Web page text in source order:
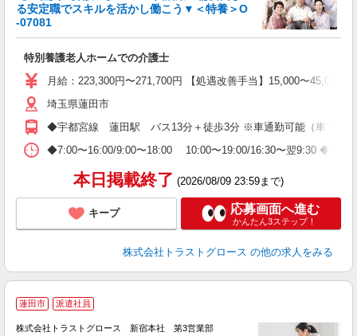
る安定職でスキルを活かし働こう▼＜特養＞O
-07081
特別養護老人ホームでの介護士
月給：223,300円〜271,700円 【処遇改善手当】15,000〜45,000
埼玉県蓮田市
◆宇都宮線 蓮田駅 バス13分＋徒歩3分 ※車通勤可能（車では9
◆7:00〜16:00/9:00〜18:00 10:00〜19:00/16:30〜翌9:30 ◆休憩
本日掲載終了 (2026/08/09 23:59まで)
キープ 応募画面へ進む
かんたん3ステップ！
株式会社トラストグロース の他の求人をみる
蓮田市 派遣社員
株式会社トラストグロース 新宿本社 第3営業部